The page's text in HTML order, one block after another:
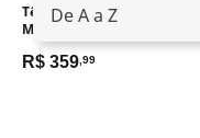
De A a Z
Tênis Fila Renno Classic
Masculino
R$ 359 ,99